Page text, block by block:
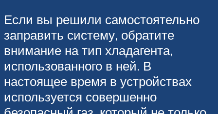
Если вы решили самостоятельно
заправить систему, обратите
внимание на тип хладагента,
использованного в ней. В
настоящее время в устройствах
используется совершенно